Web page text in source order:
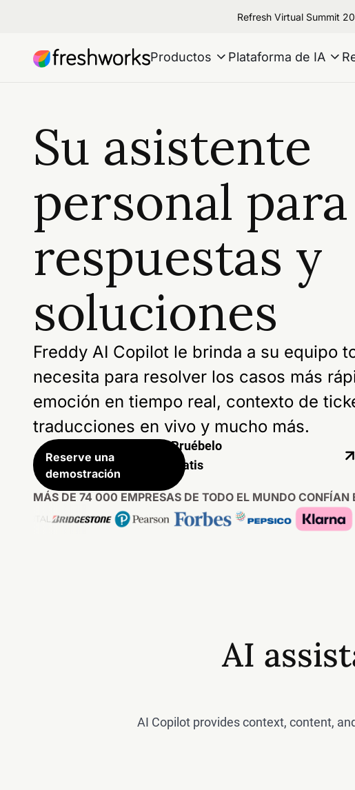
Refresh Virtual Summit
Productos Plataforma de IA
Su asistente
personal para
respuestas y
soluciones
Freddy AI Copilot le brinda a su equipo
necesita para resolver los casos más
emoción en tiempo real, contexto de
traducciones en vivo y mucho más.
Reserve una
demostración
Pruébelo
gratis
MÁS DE 74 000 EMPRESAS DE TODO EL MUNDO CONFÍAN
AI
AI Copilot provides context, content,